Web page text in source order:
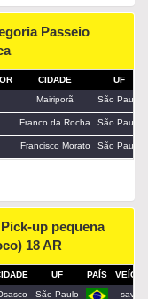
Passeio
CIDADE
UF
Mairiporã São Paulo
Franco da Rocha São Paulo
Francisco Morato São Paulo
up pequena
18 AR
UF PAÍS
São Paulo